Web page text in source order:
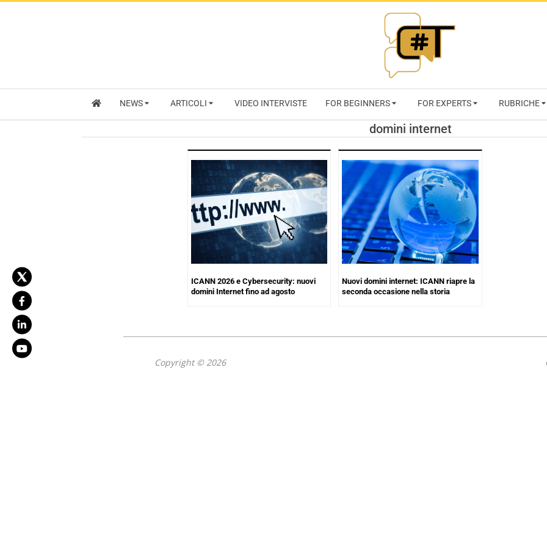
RIVISTA
TRENDS
NEWS ARTICOLI VIDEO INTERVISTE FOR BEGINNERS FOR EXPERTS RUBRICHE
domini internet
ICANN 2026 e Cybersecurity: nuovi
domini Internet fino ad agosto
Nuovi domini internet: ICANN riapre la
seconda occasione nella storia
Copyright © 2026